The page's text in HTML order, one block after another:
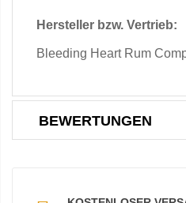
Hersteller bzw. Vertrieb:
Bleeding Heart Rum
BEWERTUNGEN